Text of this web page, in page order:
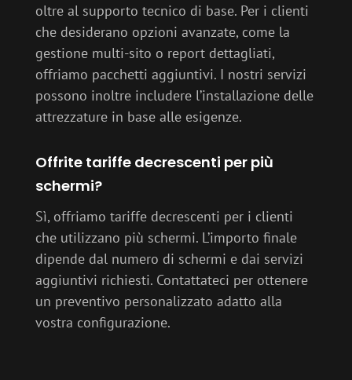
oltre al supporto tecnico di base. Per i clienti
che desiderano opzioni avanzate, come la
gestione multi-sito o report dettagliati,
offriamo pacchetti aggiuntivi. I nostri servizi
possono inoltre includere l’installazione delle
attrezzature in base alle esigenze.
Offrite tariffe decrescenti per più
schermi?
Sì, offriamo tariffe decrescenti per i clienti
che utilizzano più schermi. L’importo finale
dipende dal numero di schermi e dai servizi
aggiuntivi richiesti. Contattateci per ottenere
un preventivo personalizzato adatto alla
vostra configurazione.